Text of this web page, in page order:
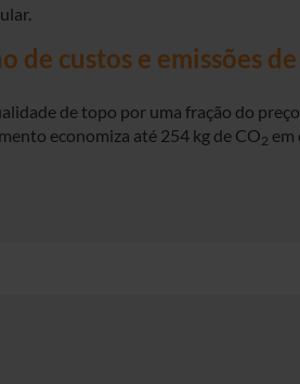
de custos e emissões
de topo por uma fração do
economiza até 254 kg de CO2 em